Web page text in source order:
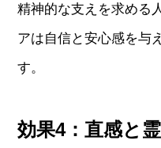
精神的な支えを求める
アは自信と安心感を与
す。
効果4：直感と